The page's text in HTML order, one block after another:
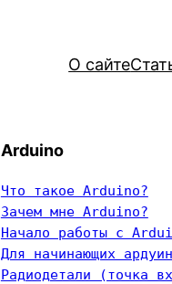
О сайте
Arduino
Что такое Arduino?
Зачем мне Arduino?
Начало работы с
Для начинающих
Радиодетали (точка